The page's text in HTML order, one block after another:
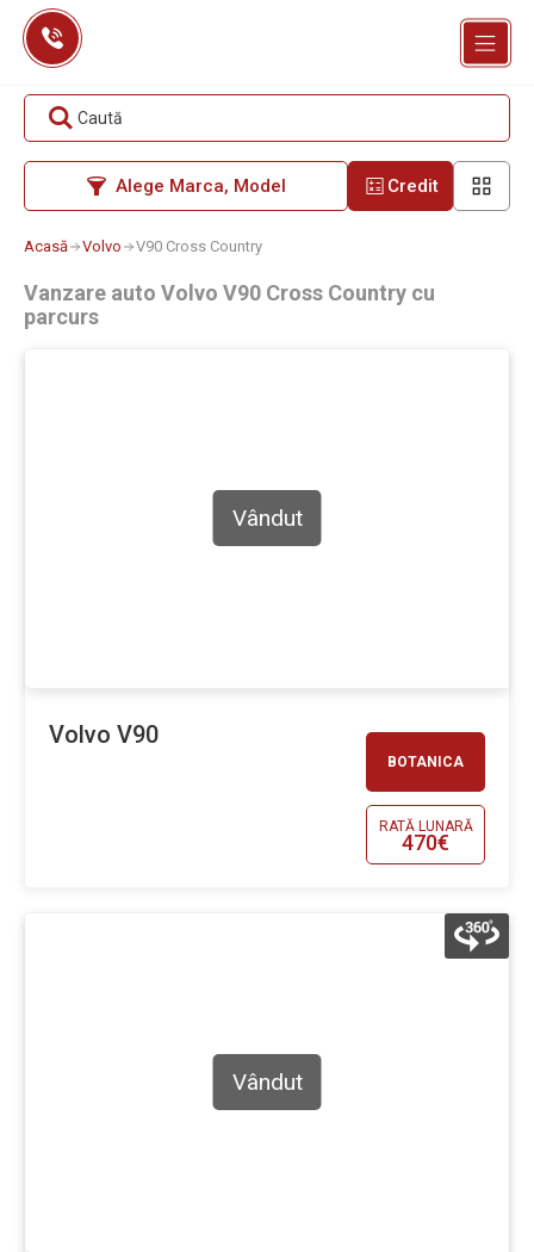
Skip
content
Caută
Alege Marca, Model Credit
Acasă Volvo V90 Cross Country
Vanzare auto Volvo V90 Cross Country cu
parcurs
BOTANICA
RATĂ LUNARĂ
470€
Vândut
Volvo V90
Vândut